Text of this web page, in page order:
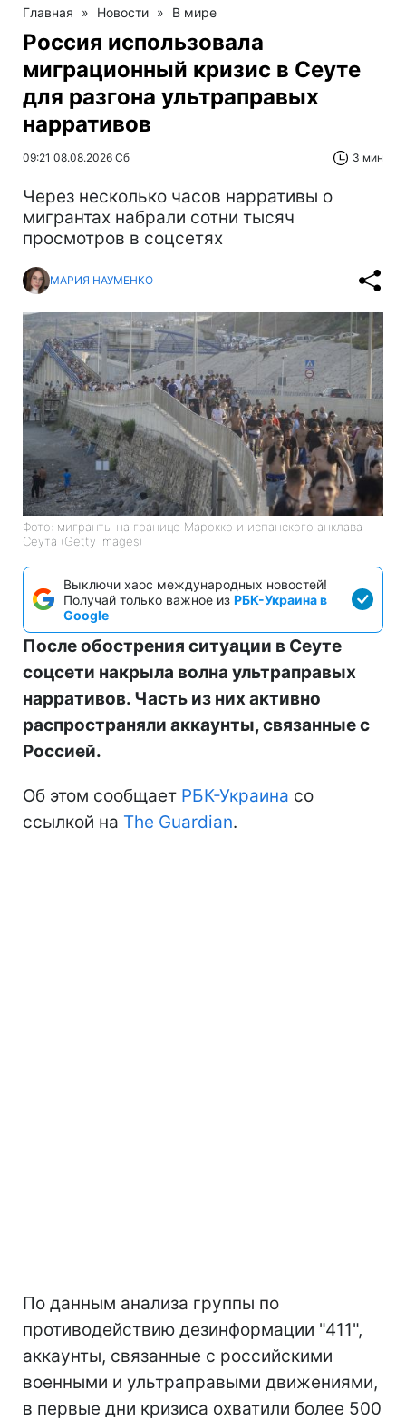
Главная » Новости » В мире
Россия использовала
миграционный кризис в Сеуте
для разгона ультраправых
нарративов
09:21 08.08.2026 Сб 3 мин
Через несколько часов нарративы о
мигрантах набрали сотни тысяч
просмотров в соцсетях
МАРИЯ НАУМЕНКО
Фото: мигранты на границе Марокко и испанского анклава
Сеута (Getty Images)
Выключи хаос международных новостей!
Получай только важное из РБК-Украина в
Google
После обострения ситуации в Сеуте
соцсети накрыла волна ультраправых
нарративов. Часть из них активно
распространяли аккаунты, связанные с
Россией.
Об этом сообщает РБК-Украина со
ссылкой на The Guardian.
По данным анализа группы по
противодействию дезинформации "411",
аккаунты, связанные с российскими
военными и ультраправыми движениями,
в первые дни кризиса охватили более 500